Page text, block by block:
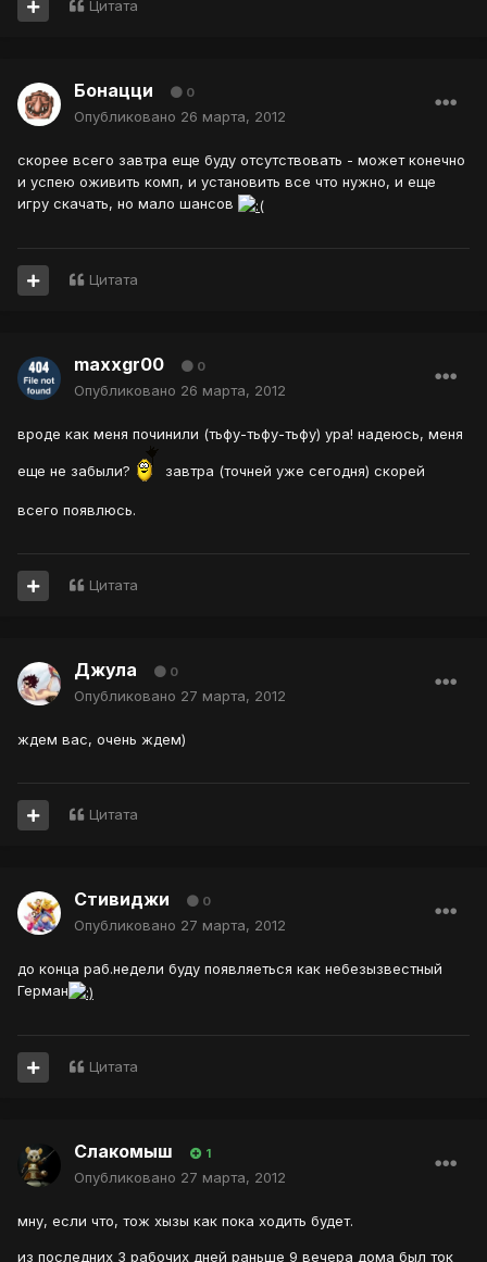
Цитата
Бонацци 0
Опубликовано 26 марта, 2012
скорее всего завтра еще буду отсутствовать - может конечно
и успею оживить комп, и установить все что нужно, и еще
игру скачать, но мало шансов
Цитата
maxxgr00 0
Опубликовано 26 марта, 2012
вроде как меня починили (тьфу-тьфу-тьфу) ура! надеюсь, меня
еще не забыли? завтра (точней уже сегодня) скорей
всего появлюсь.
Цитата
Джула 0
Опубликовано 27 марта, 2012
ждем вас, очень ждем)
Цитата
Стивиджи 0
Опубликовано 27 марта, 2012
до конца раб.недели буду появляеться как небезызвестный
Герман
Цитата
Слакомыш 1
Опубликовано 27 марта, 2012
мну, если что, тож хызы как пока ходить будет.
из последних 3 рабочих дней раньше 9 вечера дома был ток